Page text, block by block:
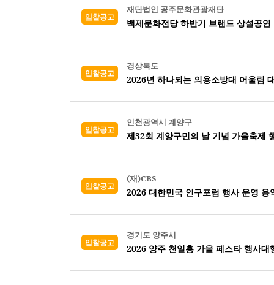
입찰공고
재단법인 공주문화관광재단
백제문화전당 하반기 브랜드 상설공
입찰공고
경상북도
2026년 하나되는 의용소방대 어울림
입찰공고
인천광역시 계양구
제32회 계양구민의 날 기념 가을축제
입찰공고
(재)CBS
2026 대한민국 인구포럼 행사 운영 용
입찰공고
경기도 양주시
2026 양주 천일홍 가을 페스타 행사대